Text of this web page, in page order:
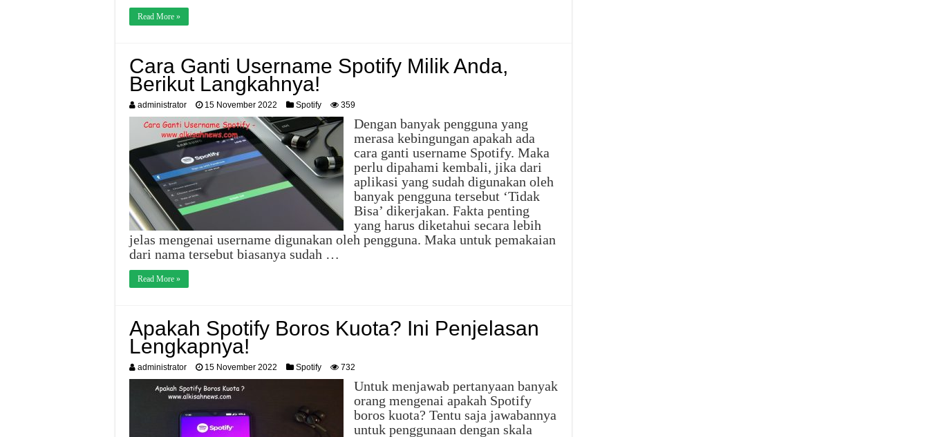
Read More »
Cara Ganti Username Spotify Milik Anda,
Berikut Langkahnya!
administrator 15 November 2022 Spotify 359
Dengan banyak pengguna yang
merasa kebingungan apakah ada
cara ganti username Spotify. Maka
perlu dipahami kembali, jika dari
aplikasi yang sudah digunakan oleh
banyak pengguna tersebut ‘Tidak
Bisa’ dikerjakan. Fakta penting
yang harus diketahui secara lebih
jelas mengenai username digunakan oleh pengguna. Maka untuk pemakaian
dari nama tersebut biasanya sudah …
Read More »
Apakah Spotify Boros Kuota? Ini Penjelasan
Lengkapnya!
administrator 15 November 2022 Spotify 732
Untuk menjawab pertanyaan banyak
orang mengenai apakah Spotify
boros kuota? Tentu saja jawabannya
untuk penggunaan dengan skala